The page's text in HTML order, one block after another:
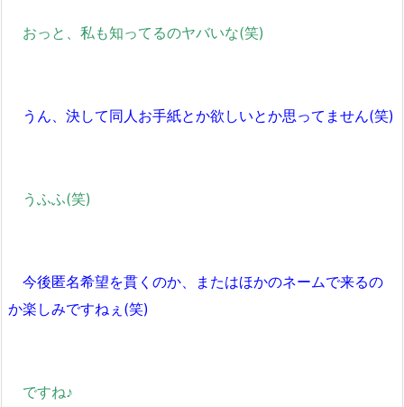
おっと、私も知ってるのヤバいな(笑)
うん、決して同人お手紙とか欲しいとか思ってません(笑)
うふふ(笑)
今後匿名希望を貫くのか、またはほかのネームで来るの
か楽しみですねぇ(笑)
ですね♪